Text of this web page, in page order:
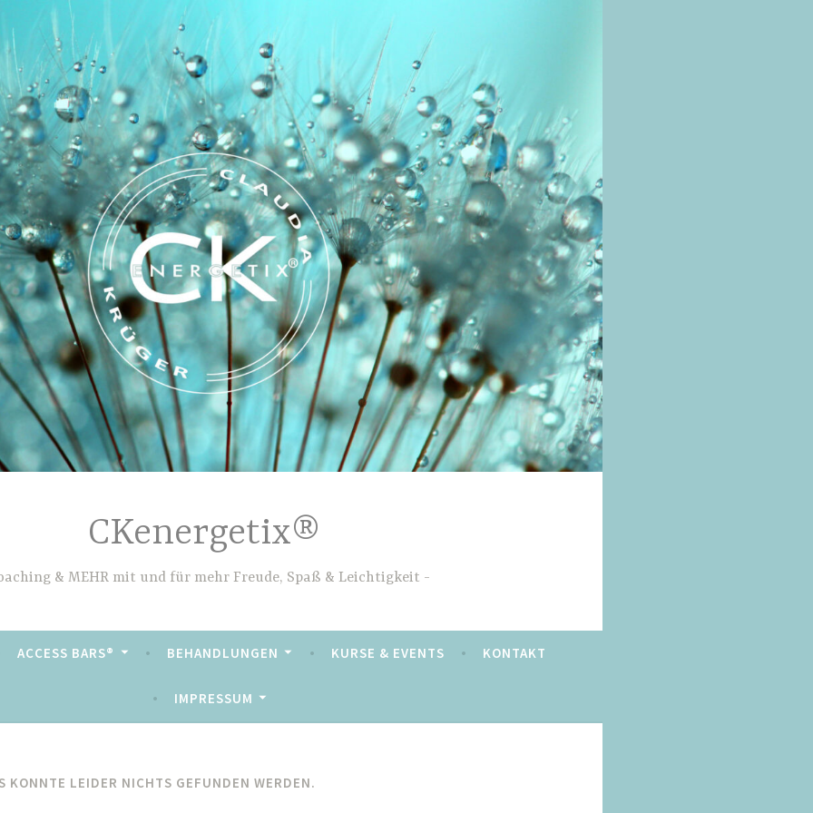
CKenergetix®
& MEHR mit und für mehr Freude, Spaß & Leichtigkeit
ACCESS BARS® BEHANDLUNGEN KURSE & EVENTS KONTAKT
IMPRESSUM
KONNTE LEIDER NICHTS GEFUNDEN WERDEN.